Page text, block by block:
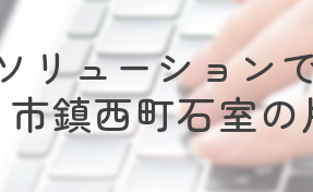
リューション
市鎮西町石室